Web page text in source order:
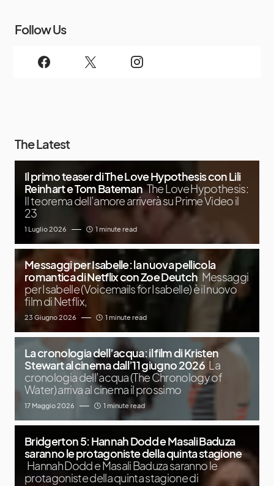
Follow Us
The Latest
Il primo teaser di The Love Hypothesis con Lili
Reinhart e Tom Bateman The Love Hypothesis:
Il teorema dell’amore arriverà su Prime Video il
23
1 Luglio 2026 1 minute read
Messaggi per Isabelle: la nuova pellicola
romantica di Netflix con Zoe Deutch Messaggi
per Isabelle (Voicemails for Isabelle) è il nuovo
film di Netflix,
23 Giugno 2026 1 minute read
La cronologia dell’acqua: il film di Kristen
Stewart al cinema dall’11 giugno 2026 La
cronologia dell’acqua (The Chronology of
Water) arriva al cinema il prossimo
17 Maggio 2026 1 minute read
Bridgerton 5: Hannah Dodd e Masali Baduza
saranno le protagoniste della quinta stagione
Hannah Dodd e Masali Baduza saranno le
protagoniste della quinta stagione di